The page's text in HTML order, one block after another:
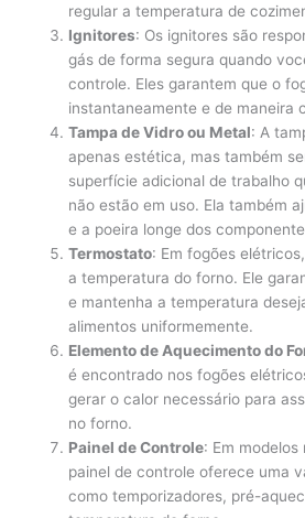
regular a temperatura de
Ignitores: Os ignitores são
gás de forma segura quando
controle. Eles garantem que o
instantaneamente e de maneira
Tampa de Vidro ou Metal: A
apenas estética, mas também
superfície adicional de trabalho
não estão em uso. Ela também
e a poeira longe dos
Termostato: Em fogões
a temperatura do forno. Ele
e mantenha a temperatura
alimentos uniformemente.
Elemento de Aquecimento do
é encontrado nos fogões
gerar o calor necessário para
no forno.
Painel de Controle: Em modelos
painel de controle oferece uma
como temporizadores, pré-